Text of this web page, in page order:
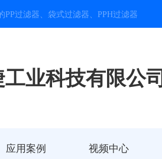
过滤器、袋式过滤器、PPH过滤器
业科技有限公司
应用案例 视频中心